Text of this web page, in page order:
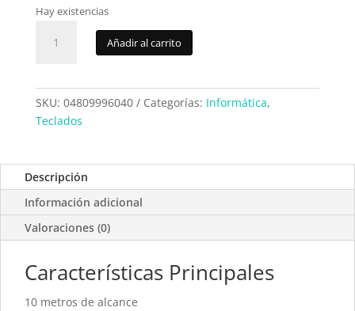
Hay existencias
Bluetooth
cantidad
Añadir al carrito
SKU: 04809996040 Categorías: Informática,
Teclados
Descripción
Información adicional
Valoraciones (0)
Características Principales
10 metros de alcance